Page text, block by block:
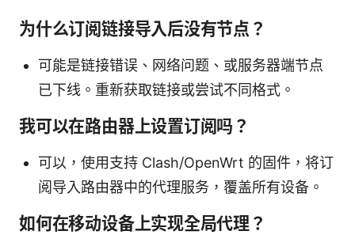
为什么订阅链接导入后没有节点？
可能是链接错误、网络问题、或服务器端节点
已下线。重新获取链接或尝试不同格式。
我可以在路由器上设置订阅吗？
可以，使用支持 Clash/OpenWrt 的固件，将订
阅导入路由器中的代理服务，覆盖所有设备。
如何在移动设备上实现全局代理？